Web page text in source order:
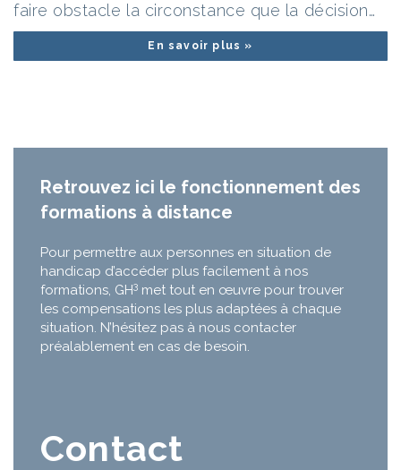
faire obstacle la circonstance que la décision…
En savoir plus »
Retrouvez ici le fonctionnement des
formations à distance
Pour permettre aux personnes en situation de
handicap d’accéder plus facilement à nos
formations, GH3 met tout en œuvre pour trouver
les compensations les plus adaptées à chaque
situation. N’hésitez pas à nous contacter
préalablement en cas de besoin.
Contact